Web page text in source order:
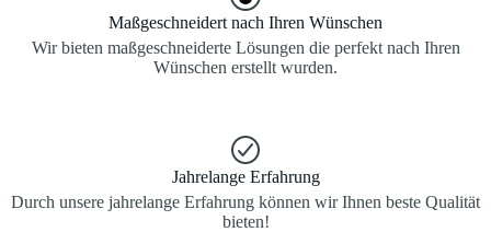
Maßgeschneidert nach Ihren Wünschen
Wir bieten maßgeschneiderte Lösungen die perfekt nach Ihren
Wünschen erstellt wurden.
Jahrelange Erfahrung
Durch unsere jahrelange Erfahrung können wir Ihnen beste Qualität
bieten!